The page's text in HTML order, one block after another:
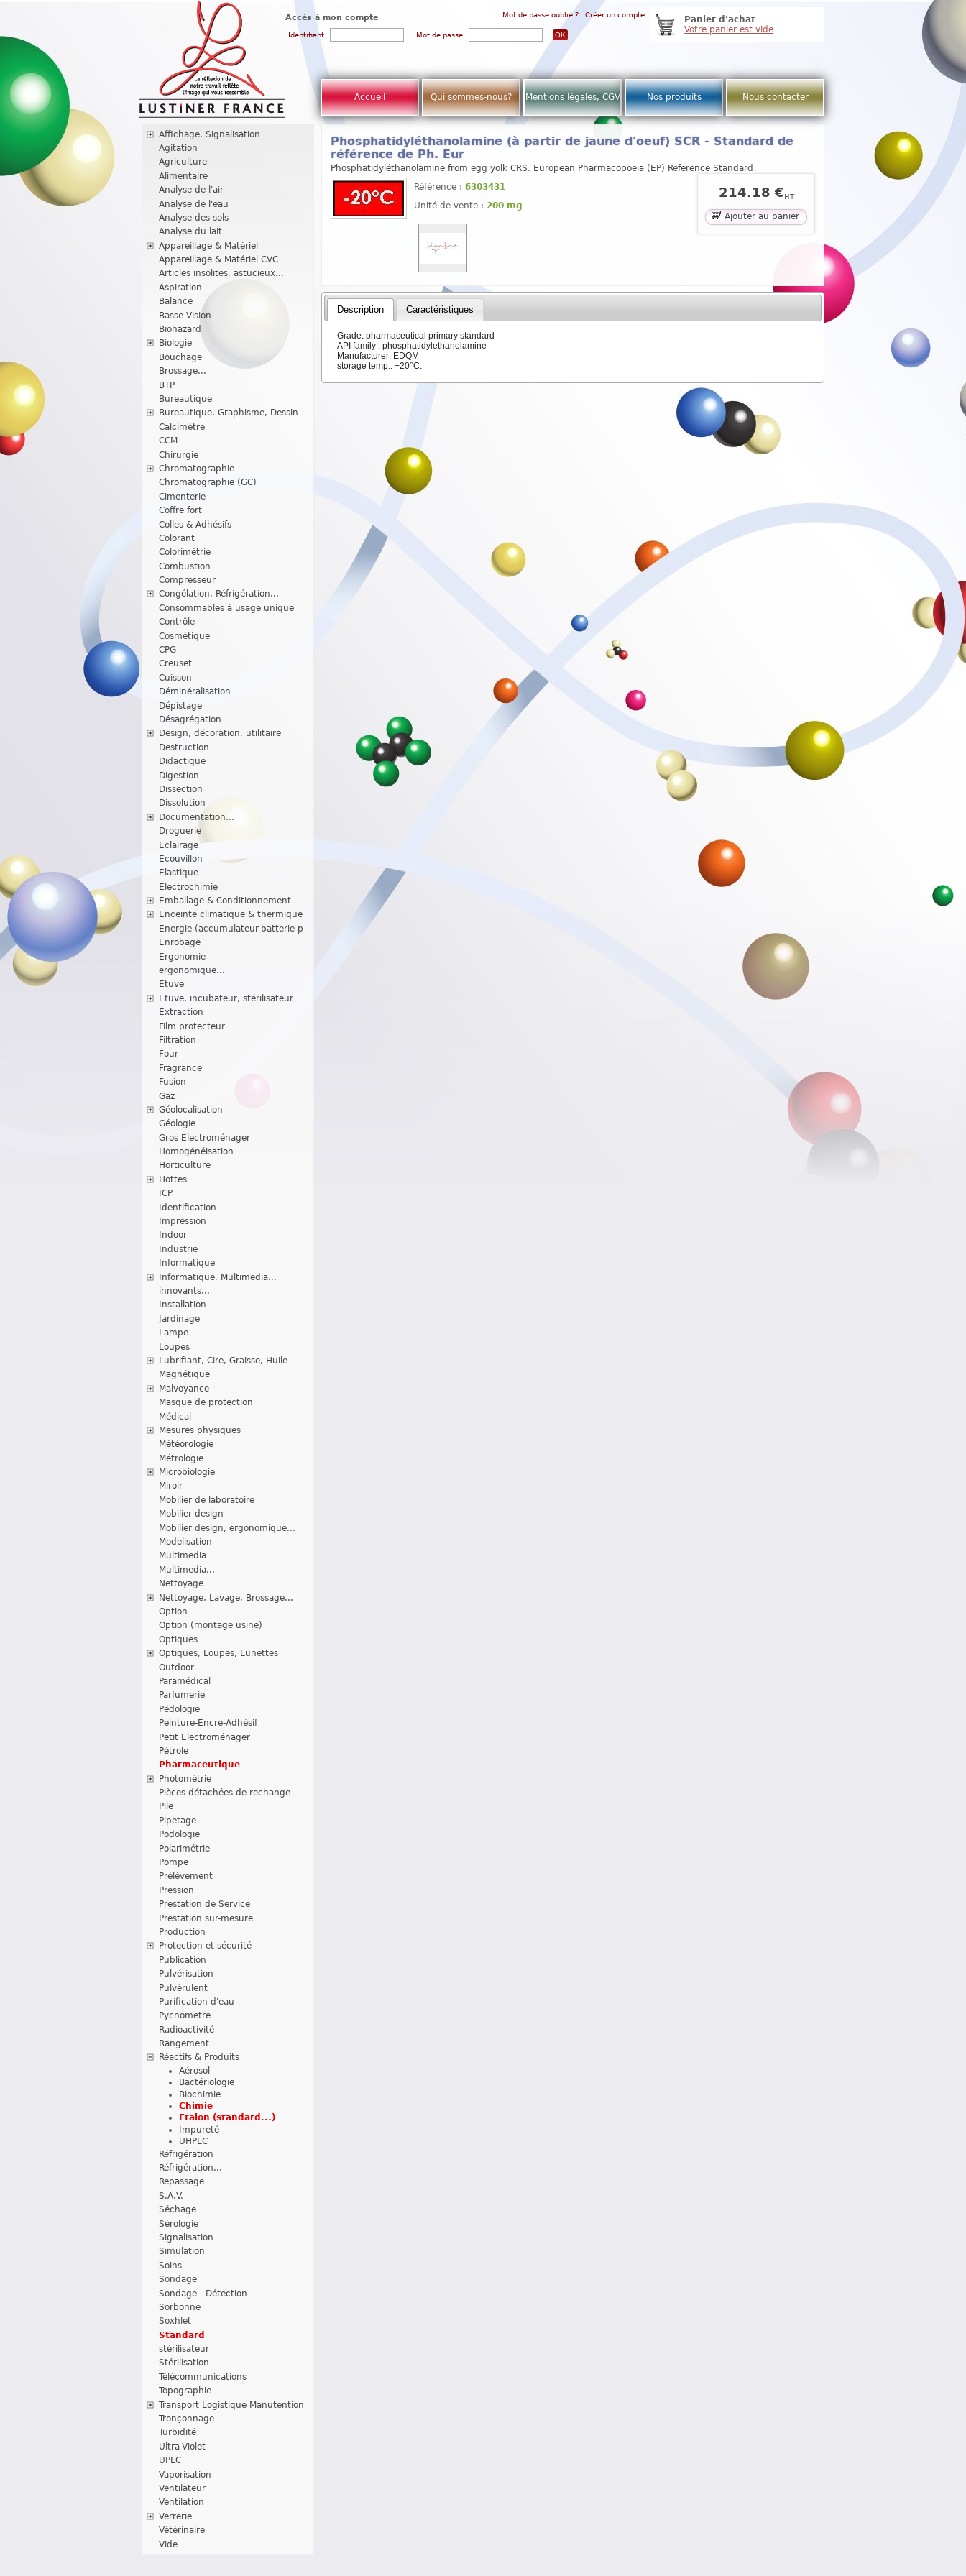
Accès à mon compte Mot de passe oublié ? Créer un compte
Identifiant Mot de passe
Panier d'achat
Votre panier est vide
Accueil Qui sommes-nous? Mentions légales, CGV Nos produits Nous contacter
Affichage, Signalisation
Agitation
Agriculture
Alimentaire
Analyse de l'air
Analyse de l'eau
Analyse des sols
Analyse du lait
Appareillage & Matériel
Appareillage & Matériel CVC
Articles insolites, astucieux...
Aspiration
Balance
Basse Vision
Biohazard
Biologie
Bouchage
Brossage...
BTP
Bureautique
Bureautique, Graphisme, Dessin
Calcimètre
CCM
Chirurgie
Chromatographie
Chromatographie (GC)
Cimenterie
Coffre fort
Colles & Adhésifs
Colorant
Colorimétrie
Combustion
Compresseur
Congélation, Réfrigération...
Consommables à usage unique
Contrôle
Cosmétique
CPG
Creuset
Cuisson
Déminéralisation
Dépistage
Désagrégation
Design, décoration, utilitaire
Destruction
Didactique
Digestion
Dissection
Dissolution
Documentation...
Droguerie
Eclairage
Ecouvillon
Elastique
Electrochimie
Emballage & Conditionnement
Enceinte climatique & thermique
Energie (accumulateur-batterie-p
Enrobage
Ergonomie
ergonomique...
Etuve
Etuve, incubateur, stérilisateur
Extraction
Film protecteur
Filtration
Four
Fragrance
Fusion
Gaz
Géolocalisation
Géologie
Gros Electroménager
Homogénéisation
Horticulture
Hottes
ICP
Identification
Impression
Indoor
Industrie
Informatique
Informatique, Multimedia...
innovants...
Installation
Jardinage
Lampe
Loupes
Lubrifiant, Cire, Graisse, Huile
Magnétique
Malvoyance
Masque de protection
Médical
Mesures physiques
Météorologie
Métrologie
Microbiologie
Miroir
Mobilier de laboratoire
Mobilier design
Mobilier design, ergonomique...
Modelisation
Multimedia
Multimedia...
Nettoyage
Nettoyage, Lavage, Brossage...
Option
Option (montage usine)
Optiques
Optiques, Loupes, Lunettes
Outdoor
Paramédical
Parfumerie
Pédologie
Peinture-Encre-Adhésif
Petit Electroménager
Pétrole
Pharmaceutique
Photométrie
Pièces détachées de rechange
Pile
Pipetage
Podologie
Polarimétrie
Pompe
Prélèvement
Pression
Prestation de Service
Prestation sur-mesure
Production
Protection et sécurité
Publication
Pulvérisation
Pulvérulent
Purification d'eau
Pycnometre
Radioactivité
Rangement
Réactifs & Produits
Aérosol
Bactériologie
Biochimie
Chimie
Etalon (standard...)
Impureté
UHPLC
Réfrigération
Réfrigération...
Repassage
S.A.V.
Séchage
Sérologie
Signalisation
Simulation
Soins
Sondage
Sondage - Détection
Sorbonne
Soxhlet
Standard
stérilisateur
Stérilisation
Télécommunications
Topographie
Transport Logistique Manutention
Tronçonnage
Turbidité
Ultra-Violet
UPLC
Vaporisation
Ventilateur
Ventilation
Verrerie
Vétérinaire
Vide
Phosphatidyléthanolamine (à partir de jaune d'oeuf) SCR - Standard de
référence de Ph. Eur
Phosphatidyléthanolamine from egg yolk CRS. European Pharmacopoeia (EP) Reference Standard
Référence : 6303431
Unité de vente : 200 mg
214.18 €HT
Ajouter au panier
Description Caractéristiques
Grade: pharmaceutical primary standard
API family : phosphatidylethanolamine
Manufacturer: EDQM
storage temp.: −20°C.